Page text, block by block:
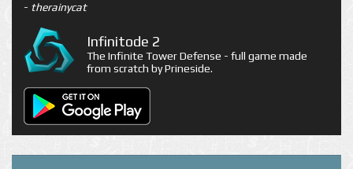
- therainycat
Infinitode 2
The Infinite Tower Defense - full game made
from scratch by Prineside.